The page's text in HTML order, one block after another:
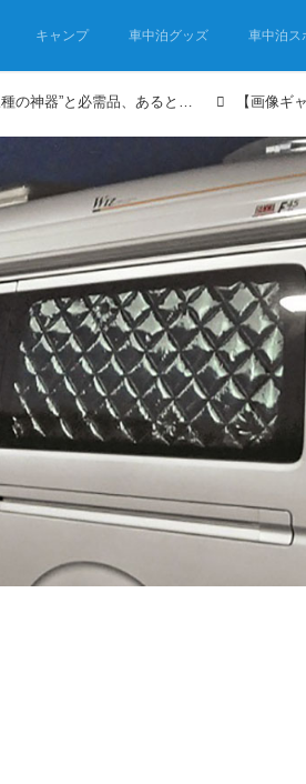
キャンプ 車中泊グッズ 車中泊ス
車中泊グッズおすすめ30選！“三種の神器”と必需品、あると便利なグッズまで車中泊専門誌推薦 【画像ギ